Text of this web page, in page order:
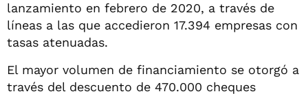
lanzamiento en febrero de 2020, a través de
líneas a las que accedieron 17.394 empresas con
tasas atenuadas.
El mayor volumen de financiamiento se otorgó a
través del descuento de 470.000 cheques